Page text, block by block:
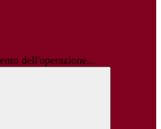
dell'operazione...